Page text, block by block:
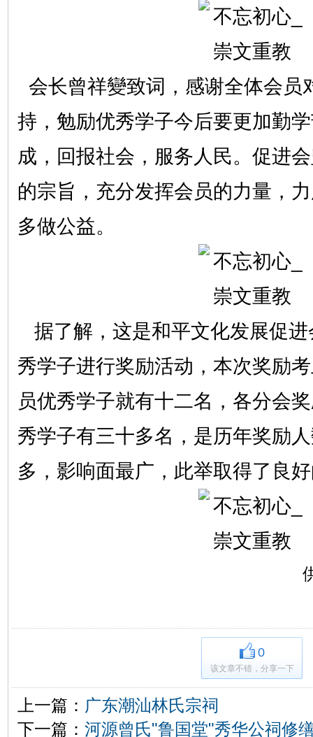
会长曾祥變致词，感谢全体会员
持，勉励优秀学子今后要更加勤
成，回报社会，服务人民。促进
的宗旨，充分发挥会员的力量，
多做公益。
据了解， 这是和平文化发展促
秀学子进行奖励活动，本次奖励
员优秀学子就有十二名，各分会
秀学子有三十多名，是历年奖励
多，影响面最广，此举取得了良
0
该文章不错，分享一下
上一篇： 广东潮汕林氏宗祠
下一篇： 河源曾氏"鲁国堂"秀华公祠修